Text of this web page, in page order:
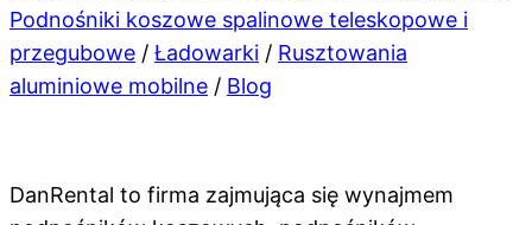
Podnośniki koszowe spalinowe teleskopowe i
przegubowe / Ładowarki / Rusztowania
aluminiowe mobilne / Blog
DanRental to firma zajmująca się wynajmem